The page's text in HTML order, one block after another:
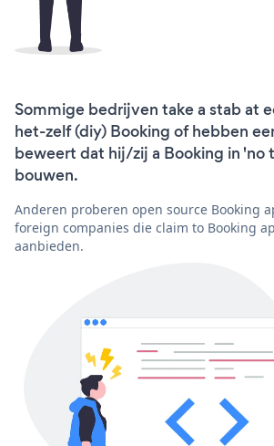
Sommige bedrijven take a stab at
het-zelf (diy) Booking of hebben
beweert dat hij/zij a Booking in 'no
bouwen.
Anderen proberen open source Booking
foreign companies die claim to Booking
aanbieden.